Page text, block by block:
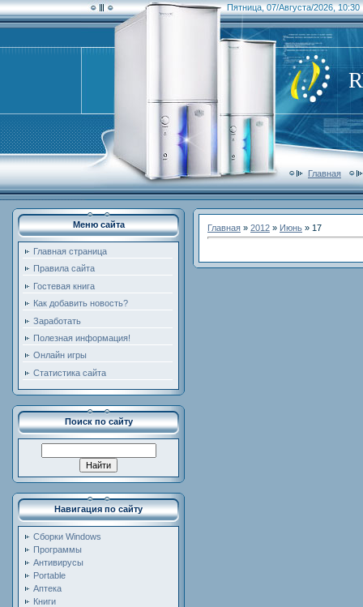
Пятница, 07/Августа/2026, 10:30
Главная
Меню сайта
Главная страница
Правила сайта
Гостевая книга
Как добавить новость?
Заработать
Полезная информация!
Онлайн игры
Статистика сайта
Поиск по сайту
Навигация по сайту
Сборки Windows
Программы
Антивирусы
Portable
Аптека
Книги
Главная » 2012 » Июнь » 17